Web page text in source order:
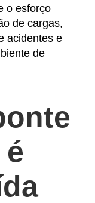
o esforço
de cargas,
acidentes e
de
é